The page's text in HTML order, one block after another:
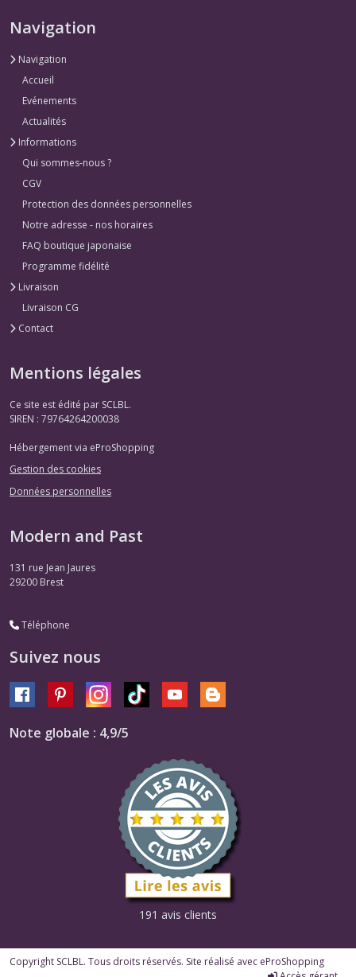
Navigation
Navigation
Accueil
Evénements
Actualités
Informations
Qui sommes-nous ?
CGV
Protection des données personnelles
Notre adresse - nos horaires
FAQ boutique japonaise
Programme fidélité
Livraison
Livraison CG
Contact
Mentions légales
Ce site est édité par SCLBL.
SIREN : 79764264200038
Hébergement via eProShopping
Gestion des cookies
Données personnelles
Modern and Past
131 rue Jean Jaures
29200 Brest
Téléphone
Suivez nous
Note globale : 4,9/5
191 avis clients
Copyright SCLBL. Tous droits réservés. Site réalisé avec eProShopping